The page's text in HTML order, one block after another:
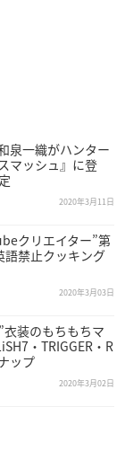
泉一織がハンター
マッシュ』に登
2020年3月11日
クリエイター”第
禁止クッキング
2020年3月03日
衣装のもちもちマ
・TRIGGER・R
ップ
2020年3月02日